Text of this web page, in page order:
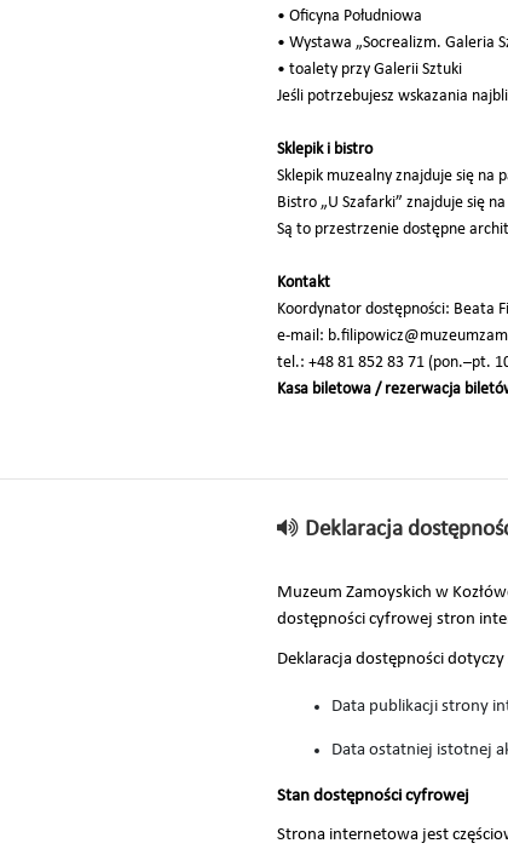
• Oficyna Południowa
• Wystawa „Socrealizm. Galeria
• toalety przy Galerii Sztuki
Jeśli potrzebujesz wskazania
Sklepik i bistro
Sklepik muzealny znajduje się na
Bistro „U Szafarki” znajduje się
Są to przestrzenie dostępne
Kontakt
Koordynator dostępności: Beata
e-mail:
tel.: +48 81 852 83 71 (pon.–pt.
Kasa biletowa / rezerwacja
Deklaracja
Muzeum Zamoyskich w
dostępności cyfrowej stron
Deklaracja dostępności
Data publikacji strony
Data ostatniej istotnej
Stan dostępności cyfrowej
Strona internetowa jest